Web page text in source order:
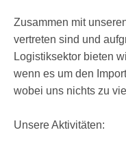
Zusammen mit
vertreten sind und
Logistiksektor bieten
wenn es um den
wobei uns nichts zu
Unsere Aktivitäten: